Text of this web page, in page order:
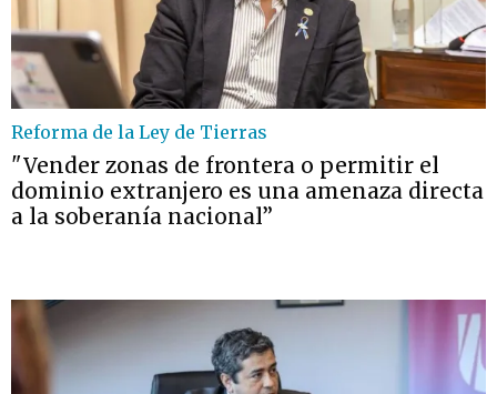
Reforma de la Ley de Tierras
"Vender zonas de frontera o permitir el
dominio extranjero es una amenaza directa
a la soberanía nacional”